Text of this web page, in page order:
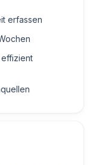
erfassen